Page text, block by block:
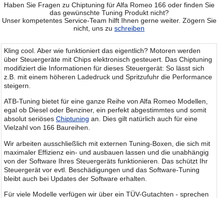
Haben Sie Fragen zu Chiptuning für Alfa Romeo 166 oder finden Sie
das gewünschte Tuning Produkt nicht?
Unser kompetentes Service-Team hilft Ihnen gerne weiter. Zögern Sie
nicht, uns zu schreiben
Kling cool. Aber wie funktioniert das eigentlich? Motoren werden
über Steuergeräte mit Chips elektronisch gesteuert. Das Chiptuning
modifiziert die Informationen für dieses Steuergerät: So lässt sich
z.B. mit einem höheren Ladedruck und Spritzufuhr die Performance
steigern.
ATB-Tuning bietet für eine ganze Reihe von Alfa Romeo Modellen,
egal ob Diesel oder Benziner, ein perfekt abgestimmtes und somit
absolut seriöses Chiptuning an. Dies gilt natürlich auch für eine
Vielzahl von 166 Baureihen.
Wir arbeiten ausschließlich mit externen Tuning-Boxen, die sich mit
maximaler Effizienz ein- und ausbauen lassen und die unabhängig
von der Software Ihres Steuergeräts funktionieren. Das schützt Ihr
Steuergerät vor evtl. Beschädigungen und das Software-Tuning
bleibt auch bei Updates der Software erhalten.
Für viele Modelle verfügen wir über ein TÜV-Gutachten - sprechen